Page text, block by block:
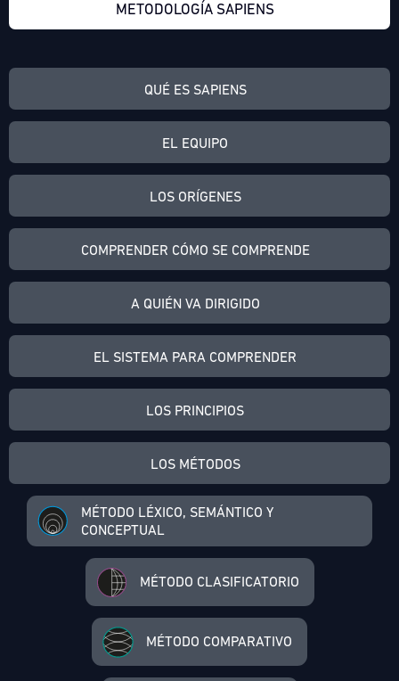
METODOLOGÍA SAPIENS
QUÉ ES SAPIENS
EL EQUIPO
LOS ORÍGENES
COMPRENDER CÓMO SE COMPRENDE
A QUIÉN VA DIRIGIDO
EL SISTEMA PARA COMPRENDER
LOS PRINCIPIOS
LOS MÉTODOS
MÉTODO LÉXICO, SEMÁNTICO Y
CONCEPTUAL
MÉTODO CLASIFICATORIO
MÉTODO COMPARATIVO